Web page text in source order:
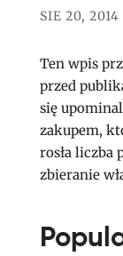
SIE 20, 2014
Ten wpis
przed
się
zakupem,
rosła liczba
zbieranie